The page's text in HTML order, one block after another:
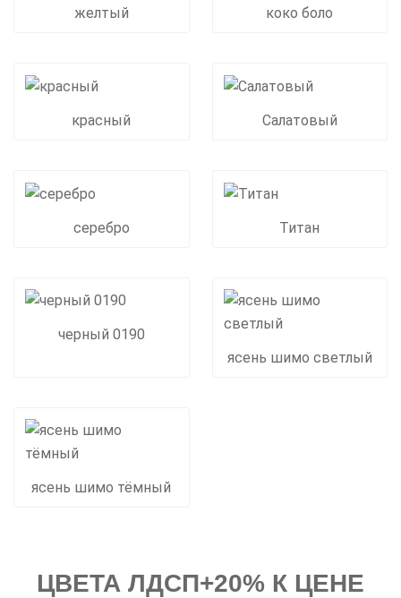
желтый коко боло
красный Салатовый
серебро Титан
черный 0190
ясень шимо светлый
ясень шимо тёмный
ЦВЕТА ЛДСП+20% К ЦЕНЕ